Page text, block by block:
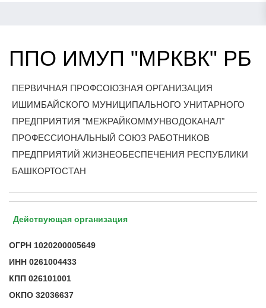
ППО ИМУП "МРКВК" РБ
ПЕРВИЧНАЯ ПРОФСОЮЗНАЯ ОРГАНИЗАЦИЯ
ИШИМБАЙСКОГО МУНИЦИПАЛЬНОГО УНИТАРНОГО
ПРЕДПРИЯТИЯ "МЕЖРАЙКОММУНВОДОКАНАЛ"
ПРОФЕССИОНАЛЬНЫЙ СОЮЗ РАБОТНИКОВ
ПРЕДПРИЯТИЙ ЖИЗНЕОБЕСПЕЧЕНИЯ РЕСПУБЛИКИ
БАШКОРТОСТАН
Действующая организация
ОГРН 1020200005649
ИНН 0261004433
КПП 026101001
ОКПО 32036637